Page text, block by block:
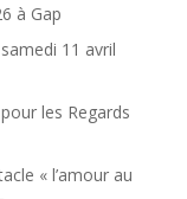
à Gap
11 avril
les Regards
« l’amour au